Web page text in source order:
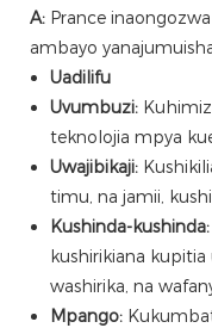
A: Prance
ambayo
Uadilifu
Uvumbuzi:
teknolojia mpya
Uwajibikaji:
timu, na jamii,
Kushinda-kushinda:
kushirikiana kupitia
washirika, na
Mpango: